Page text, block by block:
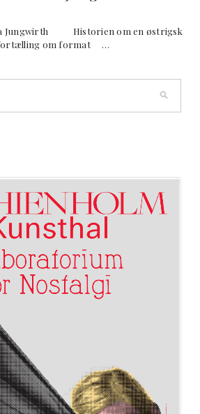
Jungwirth Historien om en østrigsk
fortælling om format …